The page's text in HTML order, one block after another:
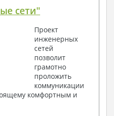
осей
планы с
внешних отделок
– спецификация
– сечения и
сети"
Проект
инженерных
сетей
позволит
грамотно
проложить
коммуникации
комфортным и